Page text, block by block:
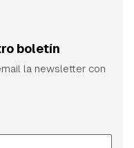
boletín
la newsletter con